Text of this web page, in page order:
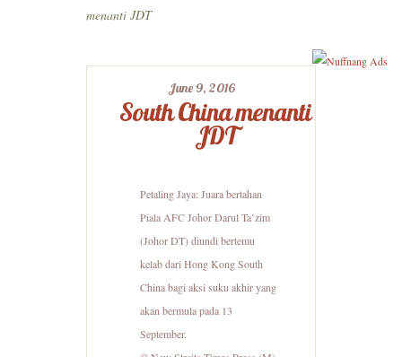
menanti JDT
June 9, 2016
South China menanti
JDT
Petaling Jaya: Juara bertahan
Piala AFC Johor Darul Ta’zim
(Johor DT) diundi bertemu
kelab dari Hong Kong South
China bagi aksi suku akhir yang
akan bermula pada 13
September.